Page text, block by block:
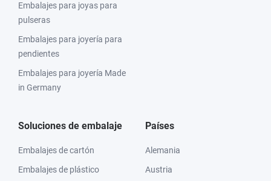
Embalajes para joyas para
pulseras
Embalajes para joyería para
pendientes
Embalajes para joyería Made
in Germany
Soluciones de embalaje
Embalajes de cartón
Embalajes de plástico
Países
Alemania
Austria